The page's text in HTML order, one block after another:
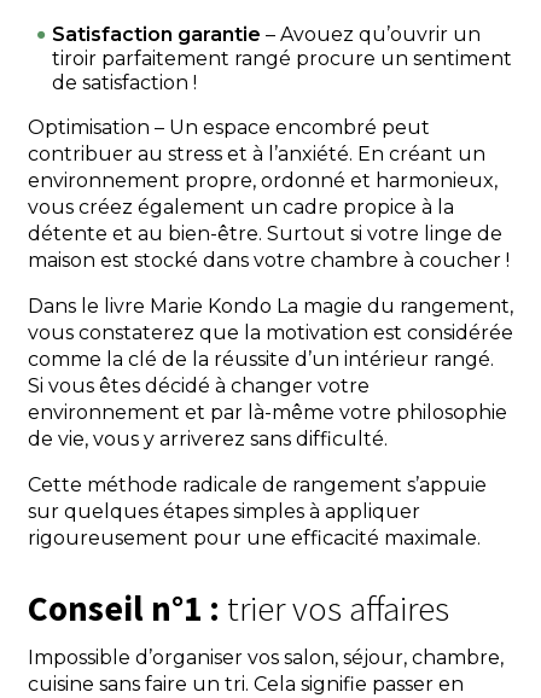
Satisfaction garantie – Avouez qu’ouvrir un
tiroir parfaitement rangé procure un sentiment
de satisfaction !
Optimisation – Un espace encombré peut
contribuer au stress et à l’anxiété. En créant un
environnement propre, ordonné et harmonieux,
vous créez également un cadre propice à la
détente et au bien-être. Surtout si votre linge de
maison est stocké dans votre chambre à coucher !
Dans le livre Marie Kondo La magie du rangement,
vous constaterez que la motivation est considérée
comme la clé de la réussite d’un intérieur rangé.
Si vous êtes décidé à changer votre
environnement et par là-même votre philosophie
de vie, vous y arriverez sans difficulté.
Cette méthode radicale de rangement s’appuie
sur quelques étapes simples à appliquer
rigoureusement pour une efficacité maximale.
Conseil n°1 : trier vos affaires
Impossible d’organiser vos salon, séjour, chambre,
cuisine sans faire un tri. Cela signifie passer en